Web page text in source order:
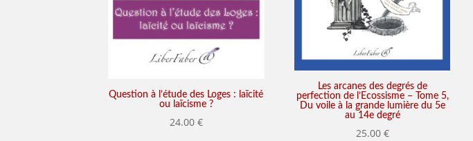
Question à l’étude des Loges : laïcité
ou laïcisme ?
24.00 €
Les arcanes des degrés de
perfection de l’Ecossisme – Tome 5,
Du voile à la grande lumière du 5e
au 14e degré
25.00 €